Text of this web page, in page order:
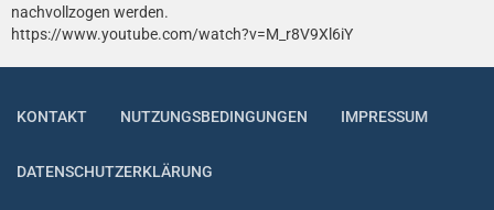
nachvollzogen werden.
https://www.youtube.com/watch?v=M_r8V9Xl6iY
KONTAKT NUTZUNGSBEDINGUNGEN IMPRESSUM
DATENSCHUTZERKLÄRUNG